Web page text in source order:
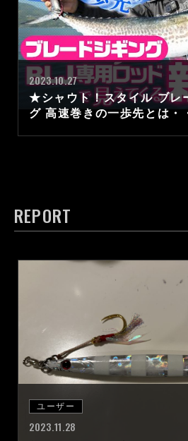
2023.10.27
★シャウト！スタイル ブレ
グ 高速巻きの一歩先とは・
REPORT
ユーザー
2023.11.28